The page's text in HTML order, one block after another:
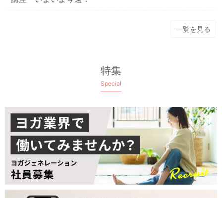
一覧を見る
特集
Special